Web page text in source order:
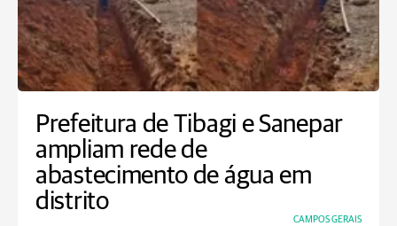
Prefeitura de Tibagi e Sanepar
ampliam rede de
abastecimento de água em
distrito
CAMPOS GERAIS